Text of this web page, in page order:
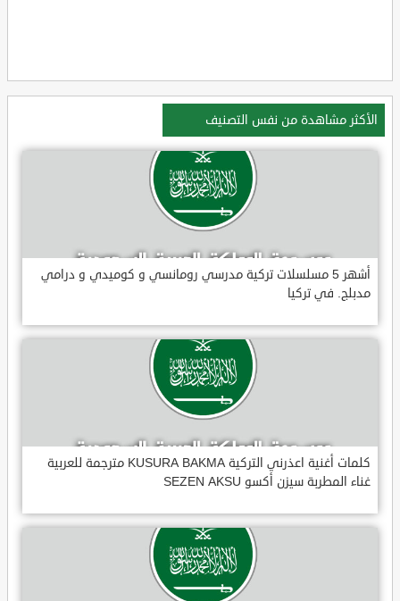
الأكثر مشاهدة من نفس التصنيف
أشهر 5 مسلسلات تركية مدرسي رومانسي و كوميدي و درامي
مدبلج. في تركيا
كلمات أغنية اعذرني التركية KUSURA BAKMA مترجمة للعربية
غناء المطربة سيزن أكسو SEZEN AKSU